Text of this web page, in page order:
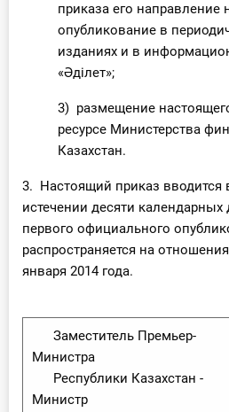
приказа его направление
опубликование в
изданиях и в
«Әділет»;
3) размещение
ресурсе Министерства
Казахстан.
3. Настоящий приказ вводится
истечении десяти календарных
первого официального
распространяется на
января 2014 года.
Заместитель Премьер-
Министра
Республики Казахстан -
Министр